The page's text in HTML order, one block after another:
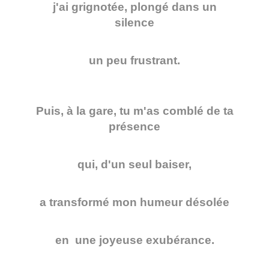
j'ai grignotée, plongé dans un
silence
un peu frustrant.
Puis, à la gare, tu m'as comblé de ta
présence
qui, d'un seul baiser,
a transformé mon humeur désolée
en une joyeuse exubérance.